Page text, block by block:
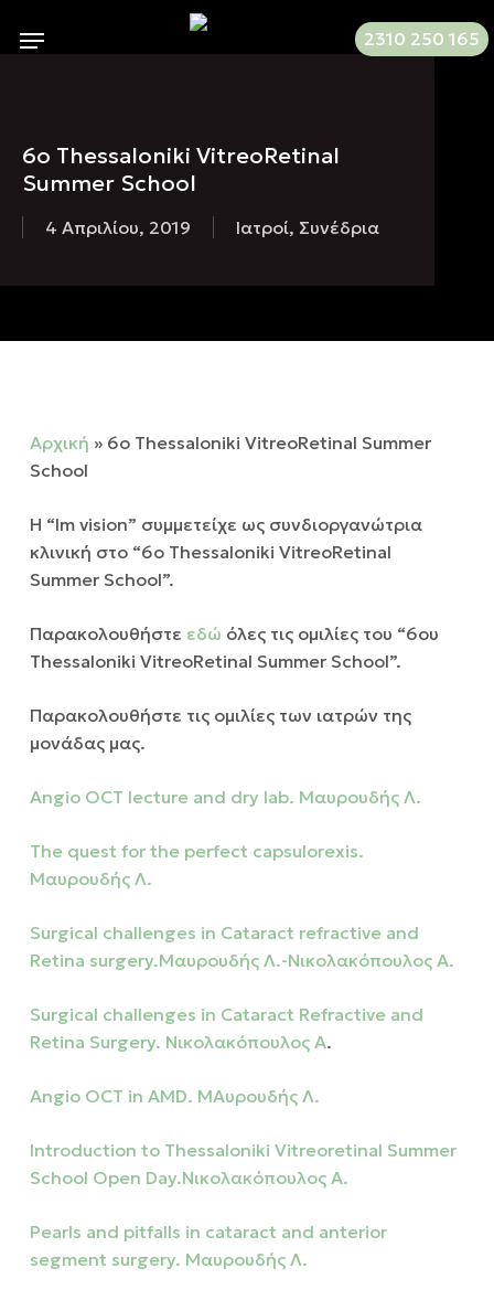
2310 250 165
Menu
6ο Thessaloniki VitreoRetinal
Summer School
4 Απριλίου, 2019 Ιατροί, Συνέδρια
Αρχική » 6ο Thessaloniki VitreoRetinal Summer
School
Η “lm vision” συμμετείχε ως συνδιοργανώτρια
κλινική στο “6ο Thessaloniki VitreoRetinal
Summer School”.
Παρακολουθήστε εδώ όλες τις ομιλίες του “6ου
Thessaloniki VitreoRetinal Summer School”.
Παρακολουθήστε τις ομιλίες των ιατρών της
μονάδας μας.
Angio OCT lecture and dry lab. Μαυρουδής Λ.
The quest for the perfect capsulorexis.
Μαυρουδής Λ.
Surgical challenges in Cataract refractive and
Retina surgery.Μαυρουδής Λ.-Νικολακόπουλος Α.
Surgical challenges in Cataract Refractive and
Retina Surgery. Νικολακόπουλος Α.
Angio OCT in AMD. ΜΑυρουδής Λ.
Introduction to Thessaloniki Vitreoretinal Summer
School Open Day.Νικολακόπουλος Α.
Pearls and pitfalls in cataract and anterior
segment surgery. Μαυρουδής Λ.